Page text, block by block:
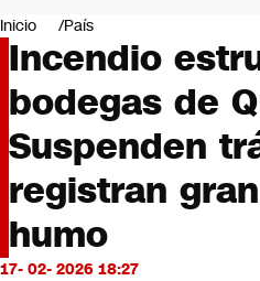
Negocios
Deportes
Programas completos
Cultura
Servicios
Bits
CNN Data
CNN tiempo
Futuro 360
Opinión
Inicio País
Incendio
bodegas de
Suspenden
registran
humo
17- 02- 2026 18:27